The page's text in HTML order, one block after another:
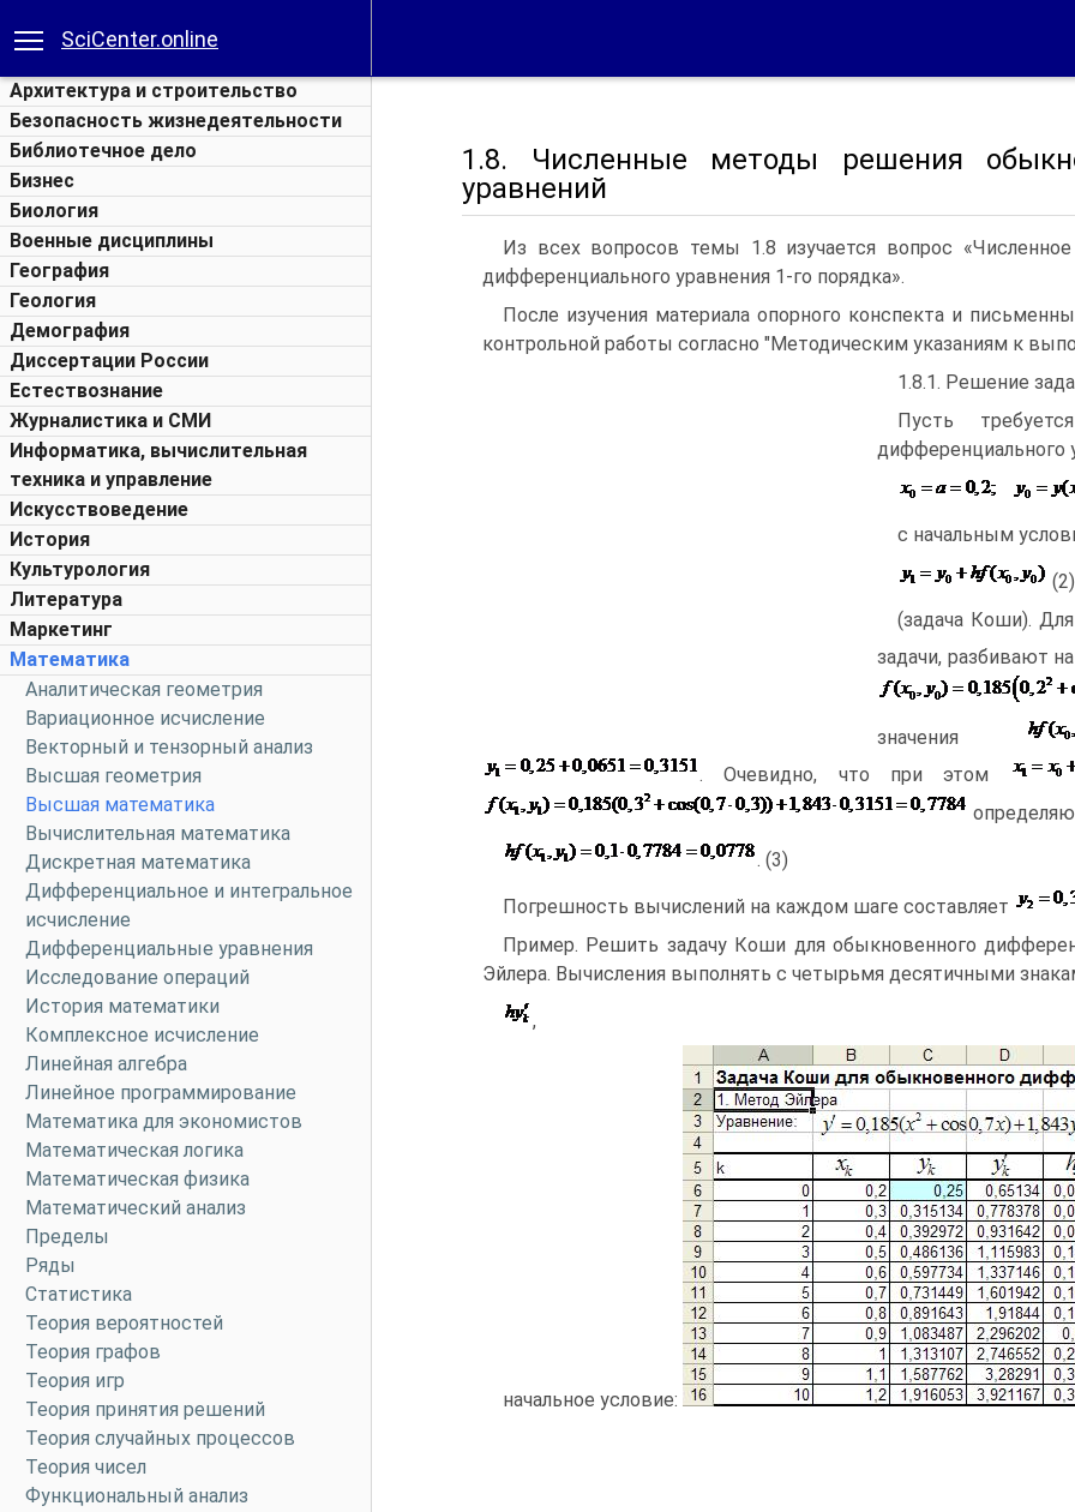
SciCenter.online
Архитектура и строительство
Безопасность жизнедеятельности
Библиотечное дело
Бизнес
Биология
Военные дисциплины
География
Геология
Демография
Диссертации России
Естествознание
Журналистика и СМИ
Информатика, вычислительная
техника и управление
Искусствоведение
История
Культурология
Литература
Маркетинг
Математика
Аналитическая геометрия
Вариационное исчисление
Векторный и тензорный анализ
Высшая геометрия
Высшая математика
Вычислительная математика
Дискретная математика
Дифференциальное и интегральное
исчисление
Дифференциальные уравнения
Исследование операций
История математики
Комплексное исчисление
Линейная алгебра
Линейное программирование
Математика для экономистов
Математическая логика
Математическая физика
Математический анализ
Пределы
Ряды
Статистика
Теория вероятностей
Теория графов
Теория игр
Теория принятия решений
Теория случайных процессов
Теория чисел
Функциональный анализ
1.8. Численные методы решения
уравнений
Из всех вопросов темы 1.8 изучается вопрос
дифференциального уравнения 1-го порядка».
После изучения материала опорного конспекта и
контрольной работы согласно "Методическим указаниям к
1.8.1. Решение
Пусть
дифференциального
с начальным
(2)
(задача Коши).
задачи, разбивают
значения
. Очевидно, что при этом
. (3)
Погрешность вычислений на каждом шаге составляет
Пример. Решить задачу Коши для обыкновенного
Эйлера. Вычисления выполнять с четырьмя десятичными
,
начальное условие: